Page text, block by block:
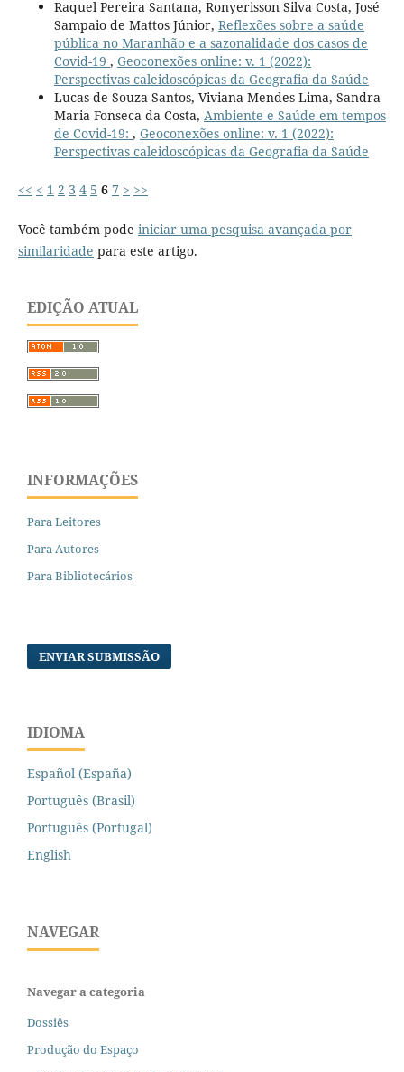
Raquel Pereira Santana, Ronyerisson Silva Costa, José
Sampaio de Mattos Júnior, Reflexões sobre a saúde
pública no Maranhão e a sazonalidade dos casos de
Covid-19 , Geoconexões online: v. 1 (2022):
Perspectivas caleidoscópicas da Geografia da Saúde
Lucas de Souza Santos, Viviana Mendes Lima, Sandra
Maria Fonseca da Costa, Ambiente e Saúde em tempos
de Covid-19: , Geoconexões online: v. 1 (2022):
Perspectivas caleidoscópicas da Geografia da Saúde
<< < 1 2 3 4 5 6 7 > >>
Você também pode iniciar uma pesquisa avançada por
similaridade para este artigo.
EDIÇÃO ATUAL
INFORMAÇÕES
Para Leitores
Para Autores
Para Bibliotecários
ENVIAR SUBMISSÃO
IDIOMA
Español (España)
Português (Brasil)
Português (Portugal)
English
NAVEGAR
Navegar a categoria
Dossiês
Produção do Espaço